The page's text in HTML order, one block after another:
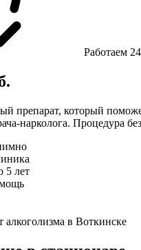
Работаем
препарат, который
нарколога. Процедура
5 лет